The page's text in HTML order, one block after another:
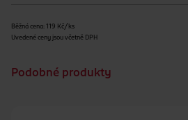
Běžná cena: 119 Kč/ks
Uvedené ceny jsou včetně DPH
Podobné produkty